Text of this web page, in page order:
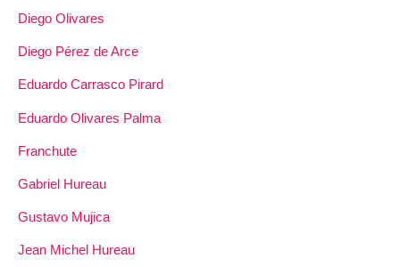
Diego Olivares
Diego Pérez de Arce
Eduardo Carrasco Pirard
Eduardo Olivares Palma
Franchute
Gabriel Hureau
Gustavo Mujica
Jean Michel Hureau